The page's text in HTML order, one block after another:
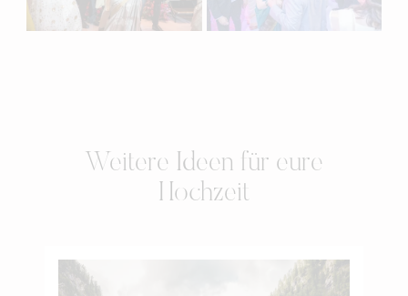
Weitere Ideen für eure
Hochzeit